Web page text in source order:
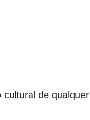
de qualquer